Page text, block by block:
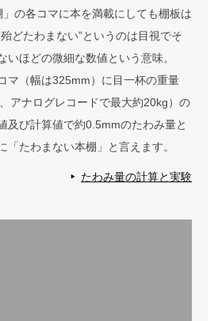
」の各コマに本を満載にしても棚板は
どたわまない”というのは目視でそ
いほどの微細な数値という意味。
マ（幅は325mm）に目一杯の重量
アナログレコードで最大約20kg）の
及び計算値で約0.5mmのたわみ量と
「たわまない本棚」と言えます。
たわみ量の計算と実験